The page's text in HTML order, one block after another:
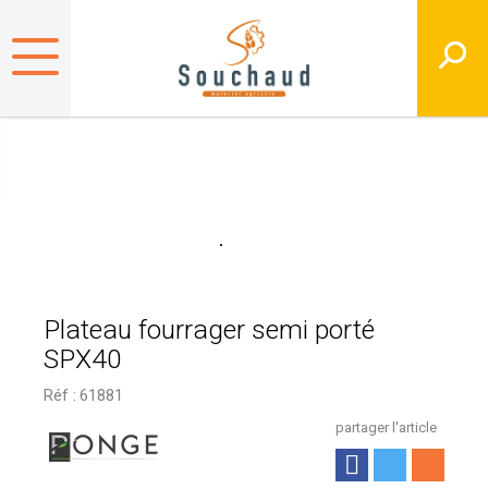
Plateau fourrager semi porté
SPX40
Réf : 61881
partager l'article